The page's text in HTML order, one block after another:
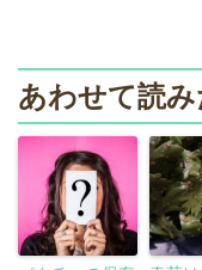
あわせて読